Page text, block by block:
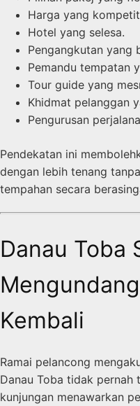
Harga yang
Hotel yang selesa.
Pengangkutan yang
Pemandu tempatan
Tour guide yang
Khidmat pelanggan
Pengurusan
Pendekatan ini
dengan lebih tenang
tempahan secara
Danau Toba
Kembali
Ramai pelancong
Danau Toba tidak pernah
kunjungan menawarkan